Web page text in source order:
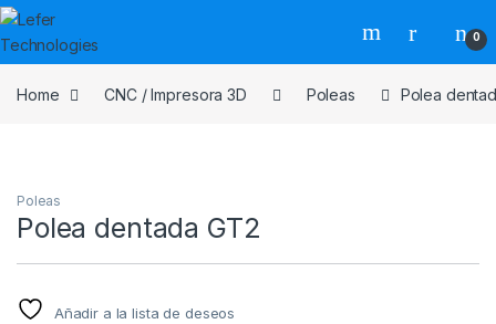
Skip to navigation
Skip to content
0
Home CNC / Impresora 3D Poleas Polea
Poleas
Polea dentada GT2
Añadir a la lista de deseos